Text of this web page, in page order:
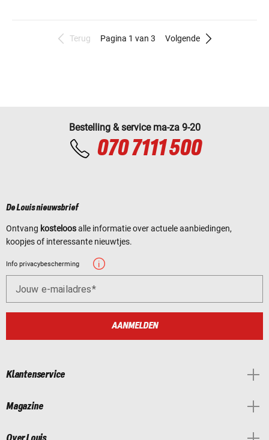
Terug Pagina 1 van 3 Volgende
Bestelling & service ma-za 9-20
070 7111 500
De Louis nieuwsbrief
Ontvang kosteloosalle informatie over actuele aanbiedingen,
koopjes of interessante nieuwtjes.
Info privacybescherming
Jouw e-mailadres
AANMELDEN
Klantenservice
Magazine